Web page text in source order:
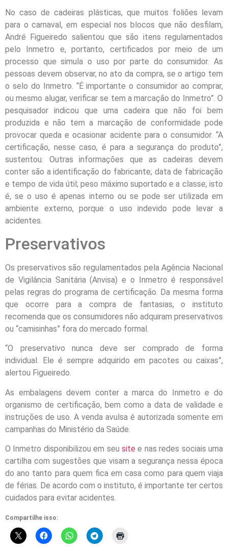
No caso de cadeiras plásticas, que muitos foliões levam
para o carnaval, em especial nos blocos que não desfilam,
André Figueiredo salientou que são itens regulamentados
pelo Inmetro e, portanto, certificados por meio de um
processo que simula o uso por parte do consumidor. As
pessoas devem observar, no ato da compra, se o artigo tem
o selo do Inmetro. “É importante o consumidor ao comprar,
ou mesmo alugar, verificar se tem a marcação do Inmetro”. O
pesquisador indicou que uma cadeira que não foi bem
produzida e não tem a marcação de conformidade pode
provocar queda e ocasionar acidente para o consumidor. “A
certificação, nesse caso, é para a segurança do produto”,
sustentou. Outras informações que as cadeiras devem
conter são a identificação do fabricante; data de fabricação
e tempo de vida útil; peso máximo suportado e a classe, isto
é, se o uso é apenas interno ou se pode ser utilizada em
ambiente externo, porque o uso indevido pode levar a
acidentes.
Preservativos
Os preservativos são regulamentados pela Agência Nacional
de Vigilância Sanitária (Anvisa) e o Inmetro é responsável
pelas regras do programa de certificação. Da mesma forma
que ocorre para a compra de fantasias, o instituto
recomenda que os consumidores não adquiram preservativos
ou “camisinhas” fora do mercado formal.
“O preservativo nunca deve ser comprado de forma
individual. Ele é sempre adquirido em pacotes ou caixas”,
alertou Figueiredo.
As embalagens devem conter a marca do Inmetro e do
organismo de certificação, bem como a data de validade e
instruções de uso. A venda avulsa é autorizada somente em
campanhas do Ministério da Saúde.
O Inmetro disponibilizou em seu site e nas redes sociais uma
cartilha com sugestões que visam a segurança nessa época
do ano tanto para quem fica em casa como para quem viaja
de férias. De acordo com o instituto, é importante ter certos
cuidados para evitar acidentes.
Compartilhe isso: